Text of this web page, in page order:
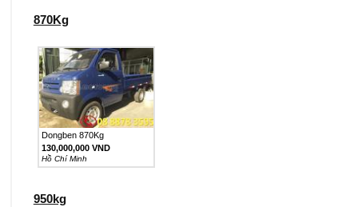
870Kg
Dongben 870Kg
130,000,000 VND
Hồ Chí Minh
950kg